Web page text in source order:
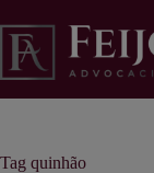
para
conteúdo
Tag quinhão